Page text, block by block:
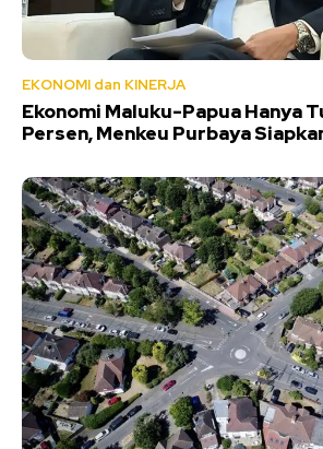
EKONOMI dan KINERJA
Ekonomi Maluku-Papua Hanya
Persen, Menkeu Purbaya